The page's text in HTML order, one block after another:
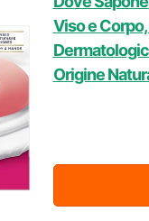
Viso e
Origine